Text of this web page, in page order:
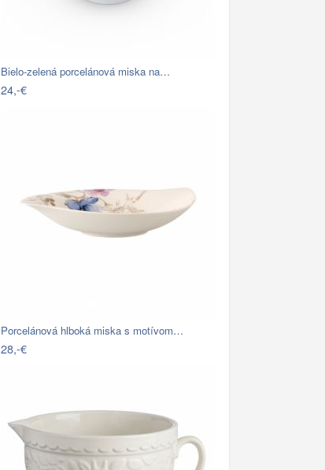
Bielo-zelená porcelánová miska na…
24,-€
Porcelánová hlboká miska s motívom…
28,-€